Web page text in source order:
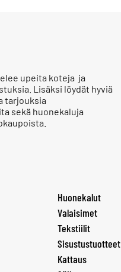
upeita koteja ja
Lisäksi löydät hyviä
tarjouksia
sekä huonekaluja
Huonekalut
Valaisimet
Tekstiilit
Sisustustuotteet
Kattaus